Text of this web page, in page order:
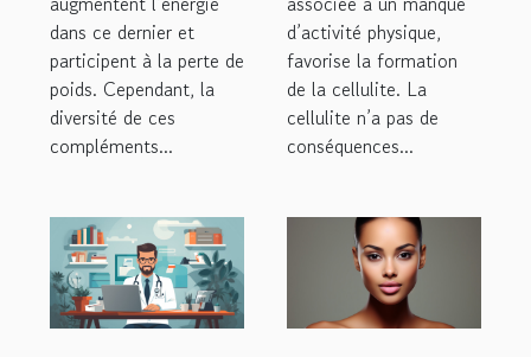
dans ce dernier et
participent à la perte de
poids. Cependant, la
diversité de ces
compléments...
d’activité physique,
favorise la formation
de la cellulite. La
cellulite n’a pas de
conséquences...